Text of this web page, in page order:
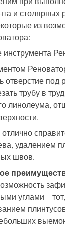
и столярных
из
отверстие под
трубу в
линолеума,
удалением
швов.
углами –